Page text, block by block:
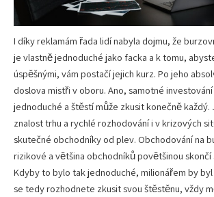
I díky reklamám řada lidí nabyla dojmu, že
je vlastně jednoduché jako facka a k tomu,
úspěšnými, vám postačí jejich kurz. Po jeho
doslova mistři v oboru. Ano, samotné
jednoduché a štěstí může zkusit konečně každý.
znalost trhu a rychlé rozhodování i v krizových
skutečné obchodníky od plev. Obchodování na
rizikové a většina obchodníků povětšinou skončí
Kdyby to bylo tak jednoduché, milionářem by byl
se tedy rozhodnete zkusit svou štěstěnu, vždy